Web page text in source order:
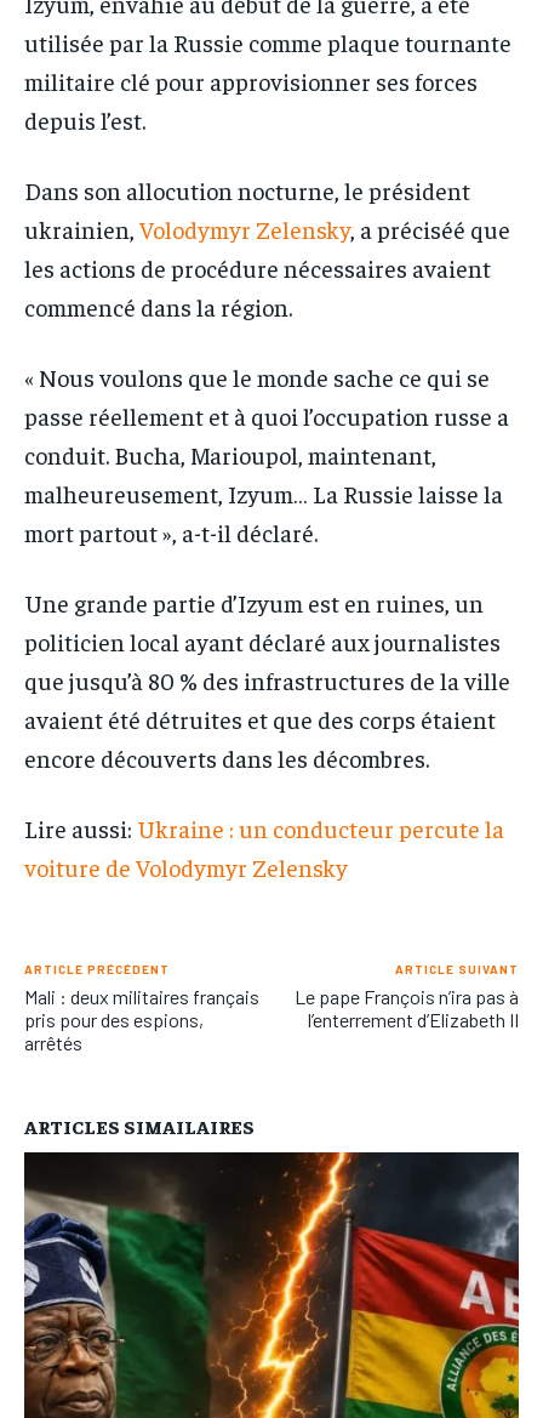
utilisée par la Russie comme plaque tournante
militaire clé pour approvisionner ses forces
depuis l’est.
Dans son allocution nocturne, le président
ukrainien,Volodymyr Zelensky, a préciséé que
les actions de procédure nécessaires avaient
commencé dans la région.
« Nous voulons que le monde sache ce qui se
passe réellement et à quoi l’occupation russe a
conduit. Bucha, Marioupol, maintenant,
malheureusement, Izyum… La Russie laisse la
mort partout », a-t-il déclaré.
Une grande partie d’Izyum est en ruines, un
politicien local ayant déclaré aux journalistes
que jusqu’à 80 % des infrastructures de la ville
avaient été détruites et que des corps étaient
encore découverts dans les décombres.
Lire aussi: Ukraine : un conducteur percute la
voiture de Volodymyr Zelensky
ARTICLE PRÉCÉDENT
Mali : deux militaires français
pris pour des espions,
arrêtés
ARTICLE SUIVANT
Le pape François n’ira pas à
l’enterrement d’Elizabeth II
ARTICLES SIMAILAIRES